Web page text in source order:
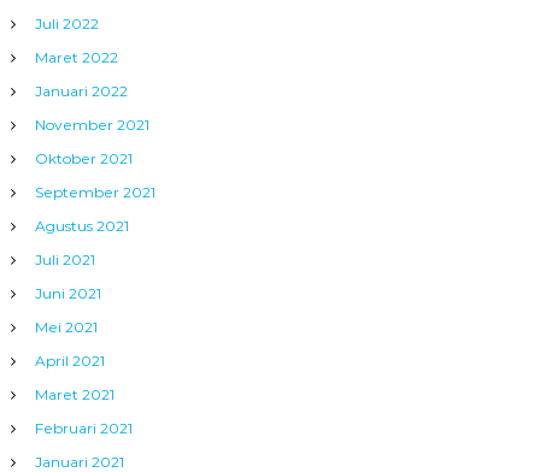
Juli 2022
Maret 2022
Januari 2022
November 2021
Oktober 2021
September 2021
Agustus 2021
Juli 2021
Juni 2021
Mei 2021
April 2021
Maret 2021
Februari 2021
Januari 2021